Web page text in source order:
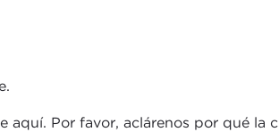
aquí. Por favor, aclárenos por qué la